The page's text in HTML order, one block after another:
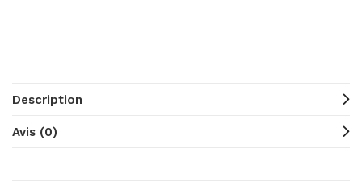
Description
Avis (0)